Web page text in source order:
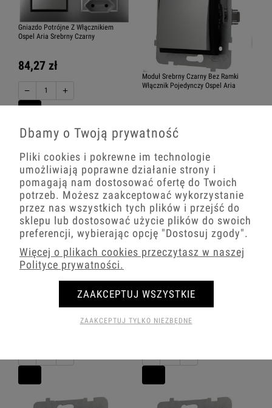
Gniazdo Potrójne Z Włącznikiem
Ospel Aria Srebrny Czarny
84,27 zł
− +
Moduł Srebrny Czarny Bez Ramki
Włącznik Pojedynczy Ospel Aria
−
Moduł Srebrny Czarny Bez Ramki
Moduł Srebrny Czarny Bez Ramki
Dbamy o Twoją prywatność
Pliki cookies i pokrewne im technologie
umożliwiają poprawne działanie strony i
pomagają nam dostosować ofertę do Twoich
potrzeb. Możesz zaakceptować wykorzystanie
przez nas wszystkich tych plików i przejść do
sklepu lub dostosować użycie plików do swoich
preferencji, wybierając opcję "Dostosuj zgody".
Więcej o plikach cookies przeczytasz w naszej
Polityce prywatności.
ZAAKCEPTUJ TYLKO NIEZBĘDNE
ZAAKCEPTUJ WSZYSTKIE